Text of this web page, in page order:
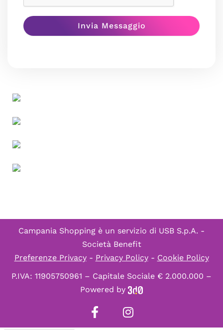
Campania Shopping è un servizio di USB S.p.A. -
Società Benefit
Preferenze Privacy- Privacy Policy- Cookie Policy
P.IVA: 11905750961 – Capitale Sociale € 2.000.000 –
Powered by